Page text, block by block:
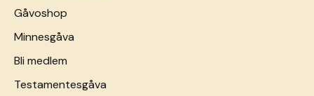
Gåvoshop
Minnesgåva
Bli medlem
Testamentesgåva